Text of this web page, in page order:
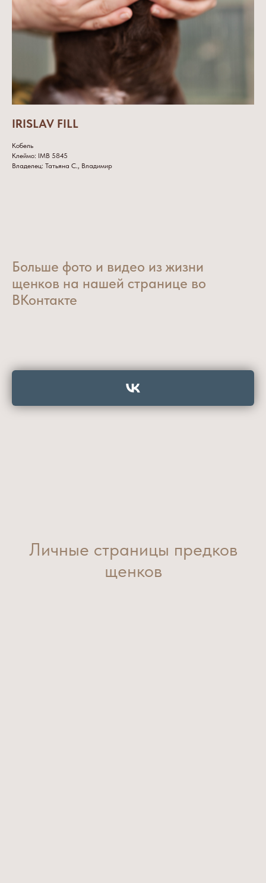
IRISLAV FILL
Кобель
Клеймо: IMB 5845
Владелец: Татьяна С., Владимир
Больше фото и видео из жизни
щенков на нашей странице во
ВКонтакте
Личные страницы предков
щенков